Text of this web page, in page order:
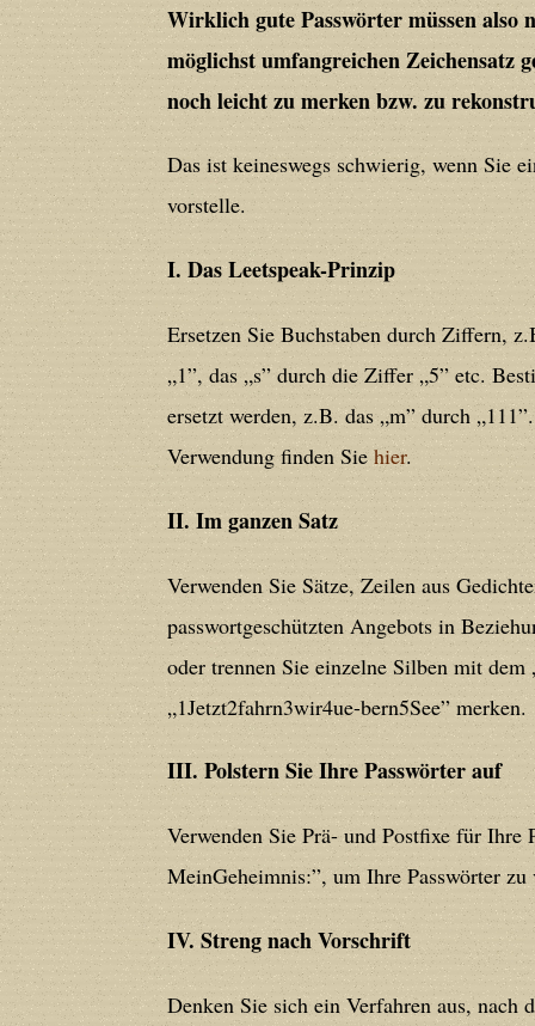
Deprecated: Creation of dynamic
deprecated in/home/users/confidit/
line212
Deprecated: Creation of dynamic
deprecated in/home/users/confidit/
line213
Deprecated: Creation of dynamic
/home/users/confidit/www/cms/
Deprecated: Creation of dynamic
deprecated in /home/users/confidit/
line507
Deprecated: Creation of dynamic
in/home/users/confidit/www/cms/
Deprecated : Creation of dynamic
deprecated in/home/users/confidit/
line179
Deprecated: Creation of dynamic
in/home/users/confidit/www/cms/
Wirklich gute Passwörter müssen also
möglichst umfangreichen Zeichensatz
noch leicht zu merken bzw. zu
Das ist keineswegs schwierig, wenn Sie
vorstelle.
I. Das Leetspeak-Prinzip
Ersetzen Sie Buchstaben durch Ziffern,
„1”, das „s” durch die Ziffer „5” etc.
ersetzt werden, z.B. das „m” durch
Verwendung finden Siehier.
II. Im ganzen Satz
Verwenden Sie Sätze, Zeilen aus
passwortgeschützten Angebots in
oder trennen Sie einzelne Silben mit
„1Jetzt2fahrn3wir4ue-bern5See” merken.
III. Polstern Sie Ihre Passwörter auf
Verwenden Sie Prä- und Postfixe für Ihre
MeinGeheimnis:”, um Ihre Passwörter
IV. Streng nach Vorschrift
Denken Sie sich ein Verfahren aus, nach